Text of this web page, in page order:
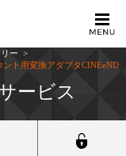
ー >
ント用変換アダプタCINEeND
ービス